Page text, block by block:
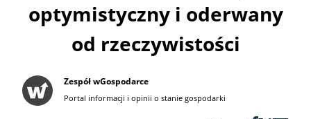
optymistyczny i oderwany
od rzeczywistości
Zespół wGospodarce
Portal informacji i opinii o stanie gospodarki